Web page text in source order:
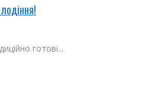
готові...